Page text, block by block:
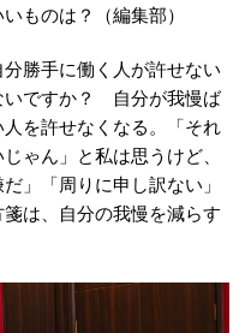
ものは？（編集部）
勝手に働く人が許せない
いですか？ 自分が我慢ば
を許せなくなる。「それ
ゃん」と私は思うけど、
」「周りに申し訳ない」
は、自分の我慢を減らす